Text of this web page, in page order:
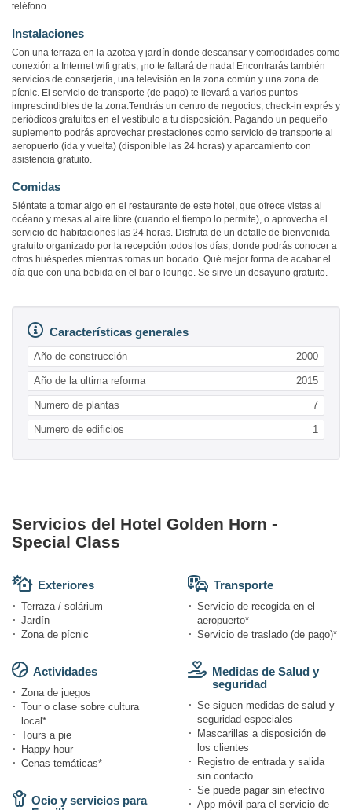
teléfono.
Instalaciones
Con una terraza en la azotea y jardín donde descansar y comodidades como
conexión a Internet wifi gratis, ¡no te faltará de nada! Encontrarás también
servicios de conserjería, una televisión en la zona común y una zona de
pícnic. El servicio de transporte (de pago) te llevará a varios puntos
imprescindibles de la zona.Tendrás un centro de negocios, check-in exprés y
periódicos gratuitos en el vestíbulo a tu disposición. Pagando un pequeño
suplemento podrás aprovechar prestaciones como servicio de transporte al
aeropuerto (ida y vuelta) (disponible las 24 horas) y aparcamiento con
asistencia gratuito.
Comidas
Siéntate a tomar algo en el restaurante de este hotel, que ofrece vistas al
océano y mesas al aire libre (cuando el tiempo lo permite), o aprovecha el
servicio de habitaciones las 24 horas. Disfruta de un detalle de bienvenida
gratuito organizado por la recepción todos los días, donde podrás conocer a
otros huéspedes mientras tomas un bocado. Qué mejor forma de acabar el
día que con una bebida en el bar o lounge. Se sirve un desayuno gratuito.
Características generales
Año de construcción 2000
Año de la ultima reforma 2015
Numero de plantas 7
Numero de edificios 1
Servicios del Hotel Golden Horn -
Special Class
Exteriores
Terraza / solárium
Jardín
Zona de pícnic
Actividades
Zona de juegos
Tour o clase sobre cultura
local*
Tours a pie
Happy hour
Cenas temáticas*
Ocio y servicios para
Transporte
Servicio de recogida en el
aeropuerto*
Servicio de traslado (de pago)*
Medidas de Salud y
seguridad
Se siguen medidas de salud y
seguridad especiales
Mascarillas a disposición de
los clientes
Registro de entrada y salida
sin contacto
Se puede pagar sin efectivo
App móvil para el servicio de